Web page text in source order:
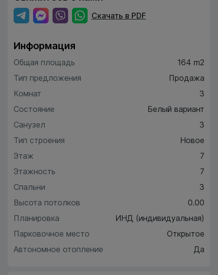
Скачать в PDF
Информация
Общая площадь
164 m2
Тип предложения
Продажа
Комнат
3
Состояние
Белый вариант
Санузел
3
Тип строения
Новое
Этаж
7
Этажность
7
Спальни
3
Высота потолков
0.00
Планировка
ИНД (индивидуальная)
Парковочное место
Открытое
Автономное отопление
Да